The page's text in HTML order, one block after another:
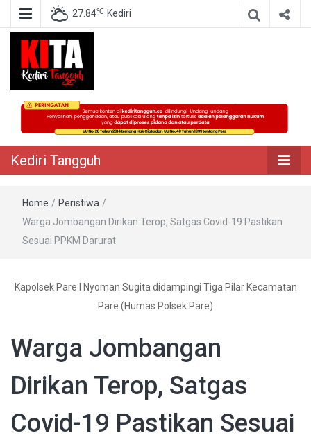
27.84℃ Kediri
Kediri Tangguh
Berita Akurat Terpercaya
Kediri Tangguh
Home / Peristiwa /
Warga Jombangan Dirikan Terop, Satgas Covid-19 Pastikan
Sesuai PPKM Darurat
Kapolsek Pare I Nyoman Sugita didampingi Tiga Pilar Kecamatan
Pare (Humas Polsek Pare)
Warga Jombangan
Dirikan Terop, Satgas
Covid-19 Pastikan Sesuai